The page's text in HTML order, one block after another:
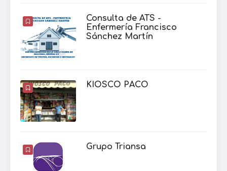
Consulta de ATS -
Enfermería Francisco
Sánchez Martín
KIOSCO PACO
Grupo Triansa